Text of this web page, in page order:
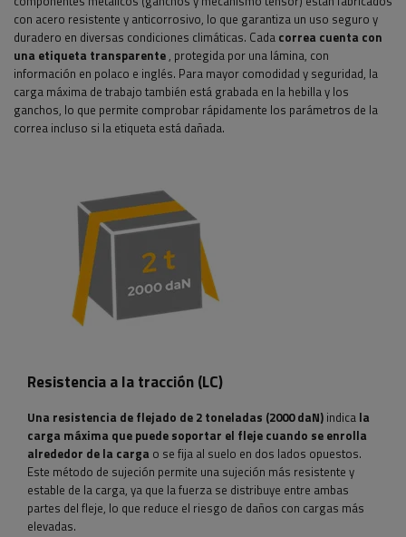
con acero resistente y anticorrosivo, lo que garantiza un uso seguro y
duradero en diversas condiciones climáticas. Cada correa cuenta con
una etiqueta transparente, protegida por una lámina, con
información en polaco e inglés. Para mayor comodidad y seguridad, la
carga máxima de trabajo también está grabada en la hebilla y los
ganchos, lo que permite comprobar rápidamente los parámetros de la
correa incluso si la etiqueta está dañada.
Resistencia a la tracción (LC)
Una resistencia de flejado de 2 toneladas (2000 daN) indica la
carga máxima que puede soportar el fleje cuando se enrolla
alrededor de la carga o se fija al suelo en dos lados opuestos.
Este método de sujeción permite una sujeción más resistente y
estable de la carga, ya que la fuerza se distribuye entre ambas
partes del fleje, lo que reduce el riesgo de daños con cargas más
elevadas.